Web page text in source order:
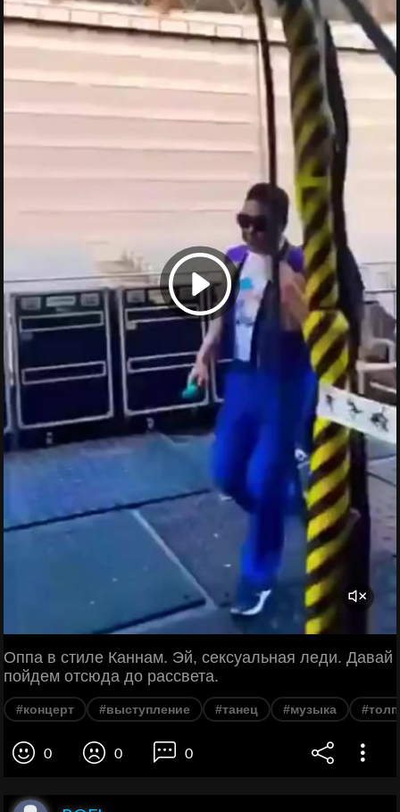
Оппа в стиле Каннам. Эй, сексуальная леди. Давай
пойдем отсюда до рассвета.
#концерт #выступление #танец #музыка
0 0 0